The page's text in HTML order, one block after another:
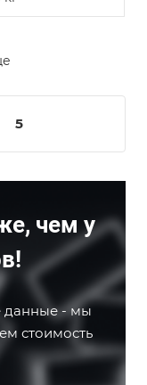
5
чем у
данные - мы
стоимость